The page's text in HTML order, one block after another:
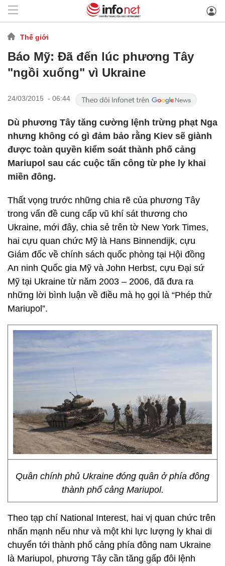
Thế giới
Báo Mỹ: Đã đến lúc phương Tây
"ngồi xuống" vì Ukraine
24/03/2015 - 06:44
Dù phương Tây tăng cường lệnh trừng phạt Nga
nhưng không có gì đảm bảo rằng Kiev sẽ giành
được toàn quyền kiểm soát thành phố cảng
Mariupol sau các cuộc tấn công từ phe ly khai
miền đông.
Thất vọng trước những chia rẽ của phương Tây
trong vấn đề cung cấp vũ khí sát thương cho
Ukraine, mới đây, chia sẻ trên tờ New York Times,
hai cựu quan chức Mỹ là Hans Binnendijk, cựu
Giám đốc về chính sách quốc phòng tại Hội đồng
An ninh Quốc gia Mỹ và John Herbst, cựu Đại sứ
Mỹ tại Ukraine từ năm 2003 – 2006, đã đưa ra
những lời bình luận về điều mà họ gọi là “Phép thử
Mariupol”.
Quân chính phủ Ukraine đóng quân ở phía đông
thành phố cảng Mariupol.
Theo tạp chí National Interest, hai vị quan chức trên
nhấn mạnh nếu như và một khi lực lượng ly khai di
chuyển tới thành phố cảng phía đông nam Ukraine
là Mariupol, phương Tây cần tăng gấp đôi lệnh